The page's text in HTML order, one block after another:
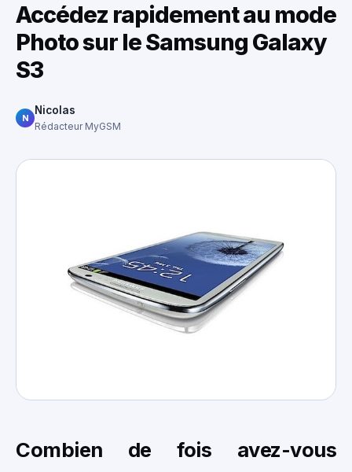
Accédez rapidement au mode
Photo sur le Samsung Galaxy
S3
N
Nicolas
Rédacteur MyGSM
Combien de fois avez-vous